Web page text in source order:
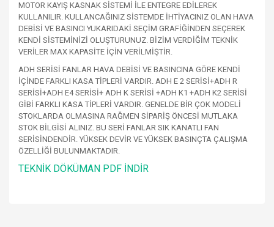
MOTOR KAYIŞ KASNAK SİSTEMİ İLE ENTEGRE EDİLEREK
KULLANILIR. KULLANCAĞINIZ SİSTEMDE İHTİYACINIZ OLAN HAVA
DEBİSİ VE BASINCI YUKARIDAKİ SEÇİM GRAFİĞİNDEN SEÇEREK
KENDİ SİSTEMİNİZİ OLUŞTURUNUZ. BİZİM VERDİĞİM TEKNİK
VERİLER MAX KAPASİTE İÇİN VERİLMİŞTİR.
ADH SERİSİ FANLAR HAVA DEBİSİ VE BASINCINA GÖRE KENDİ
İÇİNDE FARKLI KASA TİPLERİ VARDIR. ADH E 2 SERİSİ+ADH R
SERİSİ+ADH E4 SERİSİ+ ADH K SERİSİ +ADH K1 +ADH K2 SERİSİ
GİBİ FARKLI KASA TİPLERİ VARDIR. GENELDE BİR ÇOK MODELİ
STOKLARDA OLMASINA RAĞMEN SİPARİŞ ÖNCESİ MUTLAKA
STOK BİLGİSİ ALINIZ. BU SERİ FANLAR SIK KANATLI FAN
SERİSİNDENDİR. YÜKSEK DEVİR VE YÜKSEK BASINÇTA ÇALIŞMA
ÖZELLİĞİ BULUNMAKTADIR.
TEKNİK DÖKÜMAN PDF İNDİR